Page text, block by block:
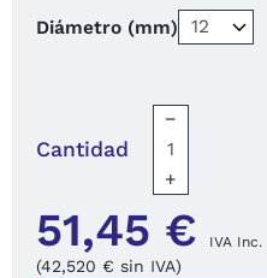
Diámetro (mm)
Cantidad
−
+
51,45 € IVA Inc.
(42,520 € sin IVA)